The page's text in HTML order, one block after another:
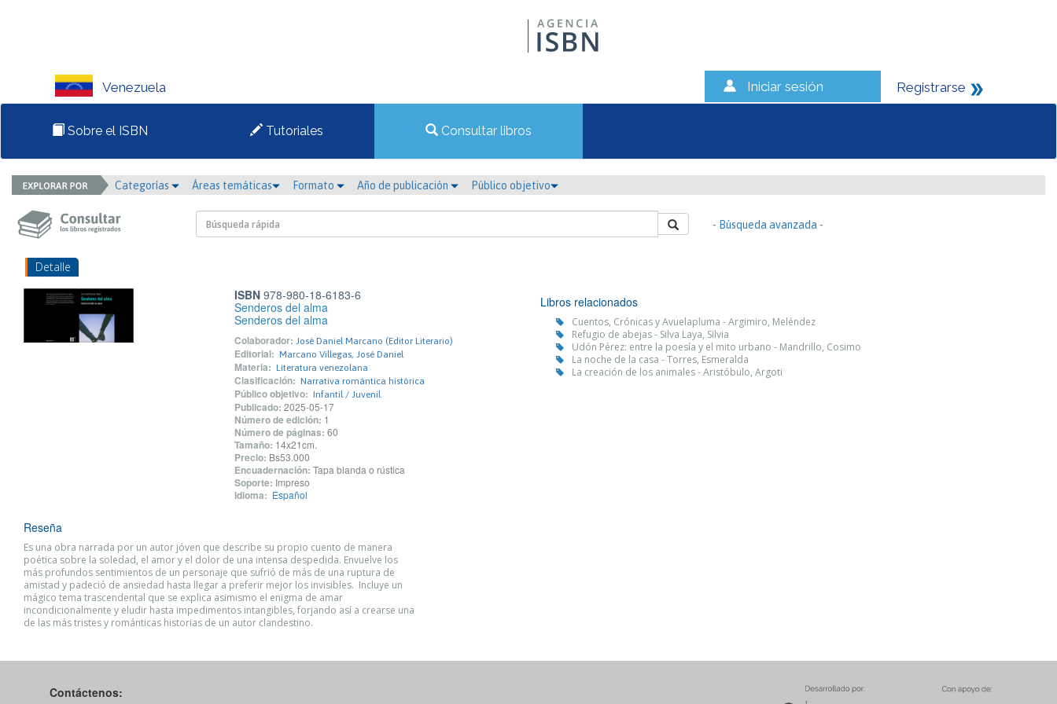
Venezuela Iniciar sesión Registrarse
Sobre el ISBN Tutoriales Consultar libros
Categorías Áreas temáticas Formato Año de publicación Público objetivo
- Búsqueda avanzada -
Detalle
ISBN978-980-18-6183-6
Senderos del alma
Senderos del alma
Colaborador: José Daniel Marcano (Editor Literario)
Editorial: Marcano Villegas, José Daniel
Materia: Literatura venezolana
Clasificación: Narrativa romántica histórica
Público objetivo: Infantil / Juvenil
Publicado: 2025-05-17
Número de edición: 1
Número de páginas: 60
Tamaño: 14x21cm.
Precio: Bs53.000
Encuadernación: Tapa blanda o rústica
Soporte: Impreso
Idioma: Español
Libros relacionados
Cuentos, Crónicas y Avuelapluma - Argimiro, Meléndez
Refugio de abejas - Silva Laya, Silvia
Udón Pérez: entre la poesía y el mito urbano - Mandrillo, Cosimo
La noche de la casa - Torres, Esmeralda
La creación de los animales - Aristóbulo, Argoti
Reseña
Es una obra narrada por un autor jóven que describe su propio cuento de manera
poética sobre la soledad, el amor y el dolor de una intensa despedida. Envuelve los
más profundos sentimientos de un personaje que sufrió de más de una ruptura de
amistad y padeció de ansiedad hasta llegar a preferir mejor los invisibles. Incluye un
mágico tema trascendental que se explica asimismo el enigma de amar
incondicionalmente y eludir hasta impedimentos intangibles, forjando así a crearse una
de las más tristes y románticas historias de un autor clandestino.
Contáctenos: